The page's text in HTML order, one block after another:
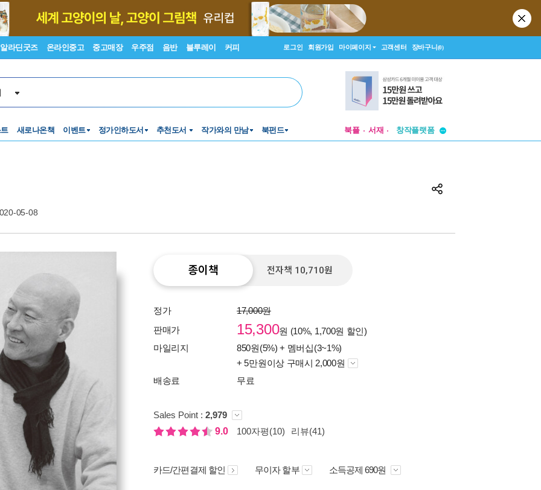
알라딘굿즈 온라인중고 중고매장 우주점 음반 블루레이 커피 로그인 회원가입 마이페이지 고객센터 장바구니(0)
새로나온책 이벤트 정가인하도서 추천도서 작가와의 만남 북펀드 북플 서재
창작플랫폼
05-08
종이책 전자책 10,710원
정가
17,000원
판매가
15,300원 (10%, 1,700원 할인)
마일리지
850원(5%) + 멤버십(3~1%)
+ 5만원이상 구매시 2,000원
배송료
무료
Sales Point : 2,979
9.0
100자평(10) 리뷰(41)
카드/간편결제 할인 무이자 할부 소득공제 690원